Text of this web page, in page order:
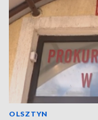
OLSZTYN